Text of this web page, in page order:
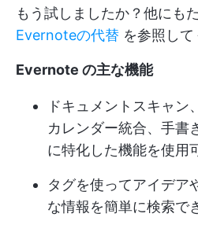
もう試しましたか？他にも
Evernoteの代替 を参照して
Evernote の主な機能
ドキュメントスキャン
カレンダー統合、手書
に特化した機能を使用
タグを使ってアイデア
な情報を簡単に検索で